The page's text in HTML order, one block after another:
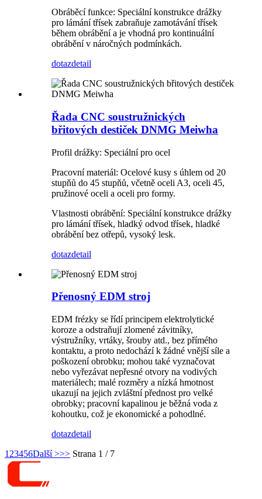
Obráběcí funkce: Speciální konstrukce drážky
pro lámání třísek zabraňuje zamotávání třísek
během obrábění a je vhodná pro kontinuální
obrábění v náročných podmínkách.
dotazdetail
Řada CNC soustružnických
břitových destiček DNMG Meiwha
Profil drážky: Speciální pro ocel
Pracovní materiál: Ocelové kusy s úhlem od 20
stupňů do 45 stupňů, včetně oceli A3, oceli 45,
pružinové oceli a oceli pro formy.
Vlastnosti obrábění: Speciální konstrukce drážky
pro lámání třísek, hladký odvod třísek, hladké
obrábění bez otřepů, vysoký lesk.
dotazdetail
Přenosný EDM stroj
EDM frézky se řídí principem elektrolytické
koroze a odstraňují zlomené závitníky,
výstružníky, vrtáky, šrouby atd., bez přímého
kontaktu, a proto nedochází k žádné vnější síle a
poškození obrobku; mohou také vyznačovat
nebo vyřezávat nepřesné otvory na vodivých
materiálech; malé rozměry a nízká hmotnost
ukazují na jejich zvláštní přednost pro velké
obrobky; pracovní kapalinou je běžná voda z
kohoutku, což je ekonomické a pohodlné.
dotazdetail
1 23456Další >>> Strana 1 / 7